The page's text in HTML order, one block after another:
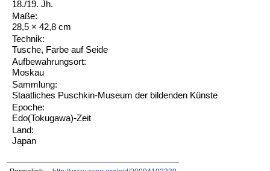
18./19. Jh.
Maße:
28,5 × 42,8 cm
Technik:
Tusche, Farbe auf Seide
Aufbewahrungsort:
Moskau
Sammlung:
Staatliches Puschkin-Museum der bildenden Künste
Epoche:
Edo(Tokugawa)-Zeit
Land:
Japan